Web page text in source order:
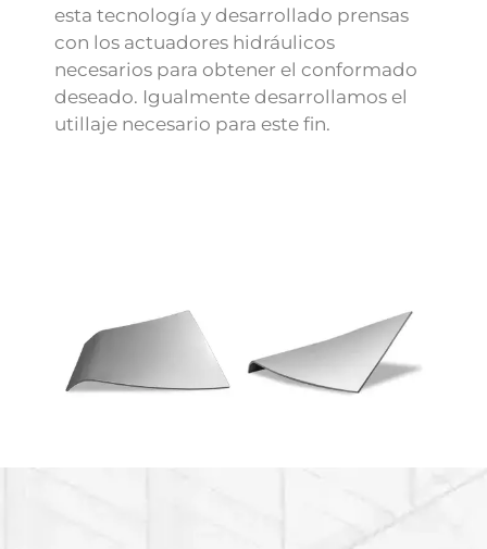
esta tecnología y desarrollado prensas
con los actuadores hidráulicos
necesarios para obtener el conformado
deseado. Igualmente desarrollamos el
utillaje necesario para este fin.